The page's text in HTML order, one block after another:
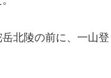
北陵の前に、一山